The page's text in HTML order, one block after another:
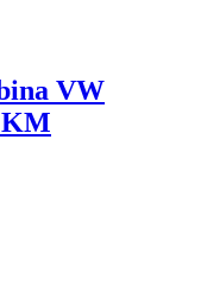
VW
KM